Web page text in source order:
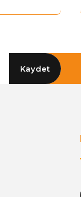
Kaydet